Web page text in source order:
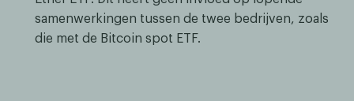
samenwerkingen tussen de twee bedrijven, zoals
die met de Bitcoin spot ETF.